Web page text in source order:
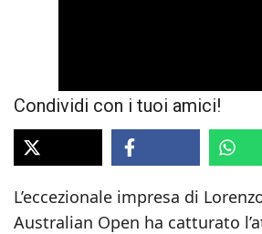
Condividi con i tuoi amici!
L’eccezionale impresa di
Australian Open ha catturato